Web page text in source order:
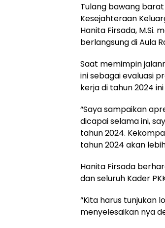
Tulang bawang
Kesejahteraan
Hanita Firsada, M.Si.
berlangsung di Aula
Saat memimpin
ini sebagai evaluasi
kerja di tahun 2024
“Saya sampaikan
dicapai selama ini,
tahun 2024.
tahun 2024 akan
Hanita Firsada
dan seluruh Kader
“Kita harus tunjukan
menyelesaikan nya